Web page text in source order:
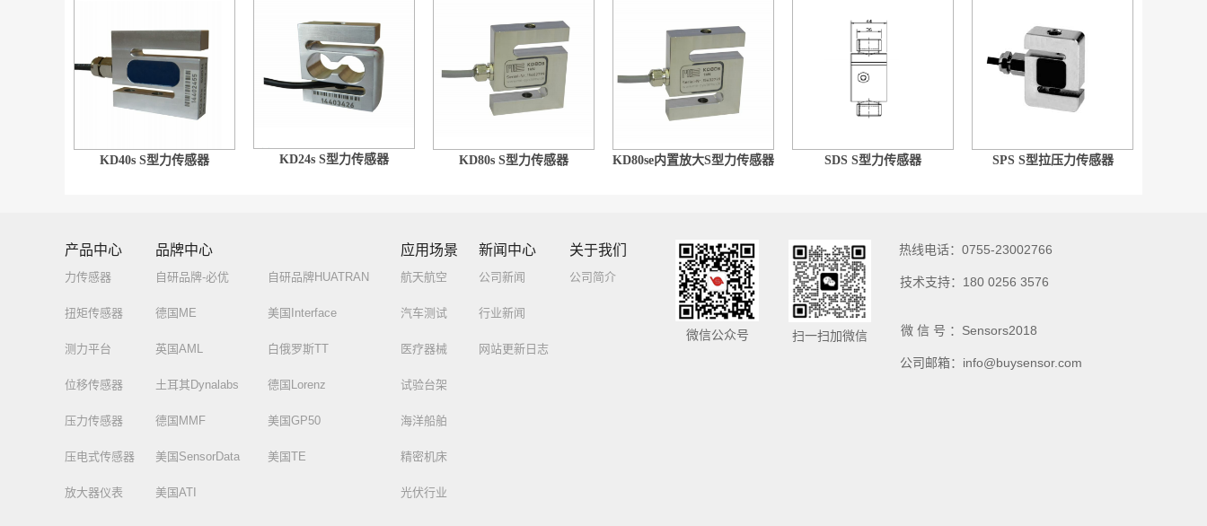
KD40s S型力传感器 KD24s S型力传感器 KD80s S型力传感器 KD80se内置放大S型力传感器 SDS S型力传感器 SPS S型拉压力传感器
产品中心
力传感器
扭矩传感器
测力平台
位移传感器
压力传感器
压电式传感器
放大器仪表
品牌中心
自研品牌-必优 自研品牌HUATRAN
德国ME 美国Interface
英国AML 白俄罗斯TT
土耳其Dynalabs 德国Lorenz
德国MMF 美国GP50
美国SensorData 美国TE
美国ATI
应用场景
航天航空
汽车测试
医疗器械
试验台架
海洋船舶
精密机床
光伏行业
新闻中心
公司新闻
行业新闻
网站更新日志
关于我们
公司简介
微信公众号 扫一扫加微信
技术支持：180 0256 3576
热线电话：0755-23002766
公司邮箱：info@buysensor.com
微 信 号 ：Sensors2018